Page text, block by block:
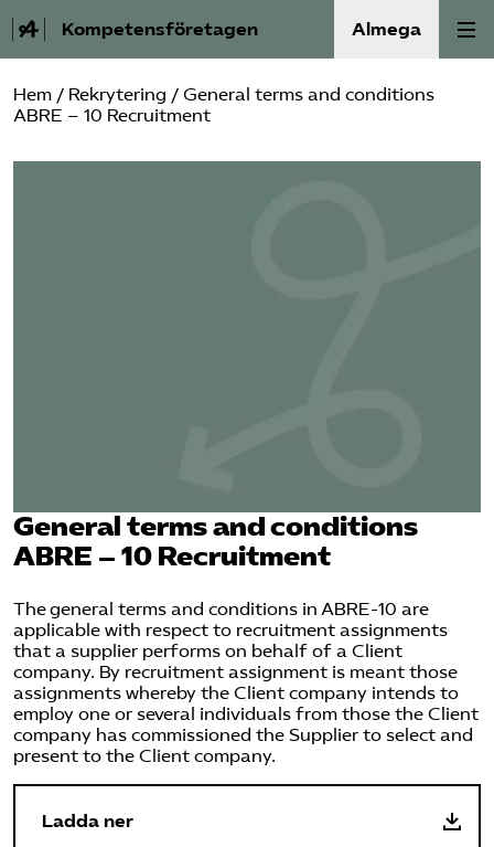
Kompetensföretagen Almega
Aktuellt
A-Ö
Omsättningsstatistik
Mina sidor
Bli medlem
Hem / Rekrytering / General terms and conditions
ABRE – 10 Recruitment
General terms and conditions
ABRE – 10 Recruitment
The general terms and conditions in ABRE-10 are
applicable with respect to recruitment assignments
that a supplier performs on behalf of a Client
company. By recruitment assignment is meant those
assignments whereby the Client company intends to
employ one or several individuals from those the Client
company has commissioned the Supplier to select and
present to the Client company.
Ladda ner